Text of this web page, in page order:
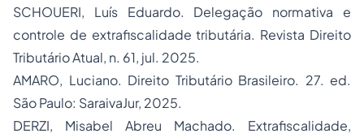
SCHOUERI, Luís Eduardo. Delegação normativa e
controle de extrafiscalidade tributária. Revista Direito
Tributário Atual, n. 61, jul. 2025.
AMARO, Luciano. Direito Tributário Brasileiro. 27. ed.
São Paulo: SaraivaJur, 2025.
DERZI, Misabel Abreu Machado. Extrafiscalidade,